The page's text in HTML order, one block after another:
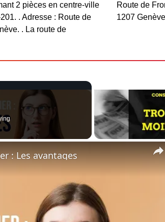
2 pièces en centre-ville
. Adresse : Route de
. La route de
Route de
1207 Genève
: Les avantages